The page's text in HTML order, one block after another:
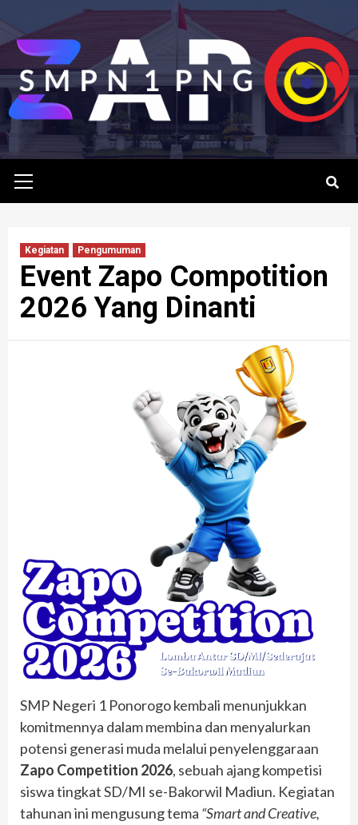
content
Menu
Kegiatan Pengumuman
Event Zapo Compotition
2026 Yang Dinanti
SMP Negeri 1 Ponorogo kembali menunjukkan
komitmennya dalam membina dan menyalurkan
potensi generasi muda melalui penyelenggaraan
Zapo Competition 2026, sebuah ajang kompetisi
siswa tingkat SD/MI se-Bakorwil Madiun. Kegiatan
tahunan ini mengusung tema “Smart and Creative,